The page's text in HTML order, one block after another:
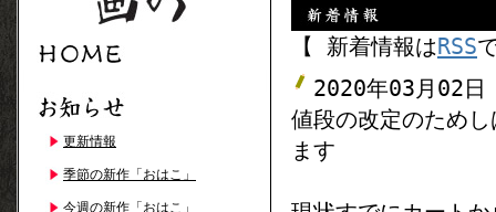
更新情報
季節の新作「おはこ」
今週の新作「おはこ」
【 新着情報はRSS
2020年03月02日
値段の改定のため
ます